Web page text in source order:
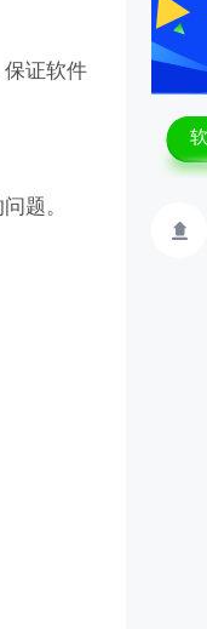
证软件
题。